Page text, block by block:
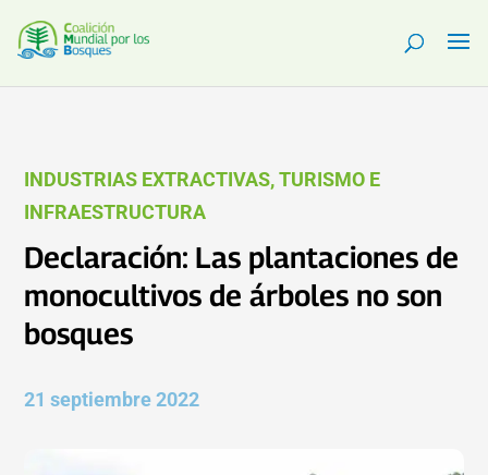
INDUSTRIAS EXTRACTIVAS, TURISMO E
INFRAESTRUCTURA
Declaración: Las plantaciones de
monocultivos de árboles no son
bosques
21 septiembre 2022